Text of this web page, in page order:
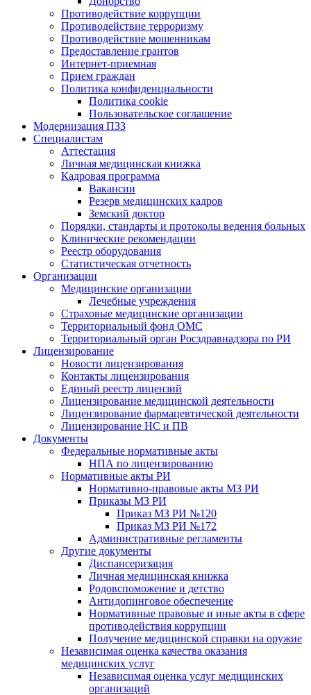
Противодействие коррупции
Противодействие терроризму
Противодействие мошенникам
Предоставление грантов
Интернет-приемная
Прием граждан
Политика конфиденциальности
Политика cookie
Пользовательское соглашение
Модернизация ПЗЗ
Специалистам
Аттестация
Личная медицинская книжка
Кадровая программа
Вакансии
Резерв медицинских кадров
Земский доктор
Порядки, стандарты и протоколы ведения больных
Клинические рекомендации
Реестр оборудования
Статистическая отчетность
Организации
Медицинские организации
Лечебные учреждения
Страховые медицинские организации
Территориальный фонд ОМС
Территориальный орган Росздравнадзора по РИ
Лицензирование
Новости лицензирования
Контакты лицензирования
Единый реестр лицензий
Лицензирование медицинской деятельности
Лицензирование фармацевтической деятельности
Лицензирование НС и ПВ
Документы
Федеральные нормативные акты
НПА по лицензированию
Нормативные акты РИ
Нормативно-правовые акты МЗ РИ
Приказы МЗ РИ
Приказ МЗ РИ №120
Приказ МЗ РИ №172
Административные регламенты
Другие документы
Диспансеризация
Личная медицинская книжка
Родовспоможение и детство
Антидопинговое обеспечение
Нормативные правовые и иные акты в сфере
противодействия коррупции
Получение медицинской справки на оружие
Независимая оценка качества оказания
медицинских услуг
Независимая оценка услуг медицинскиx
организаций